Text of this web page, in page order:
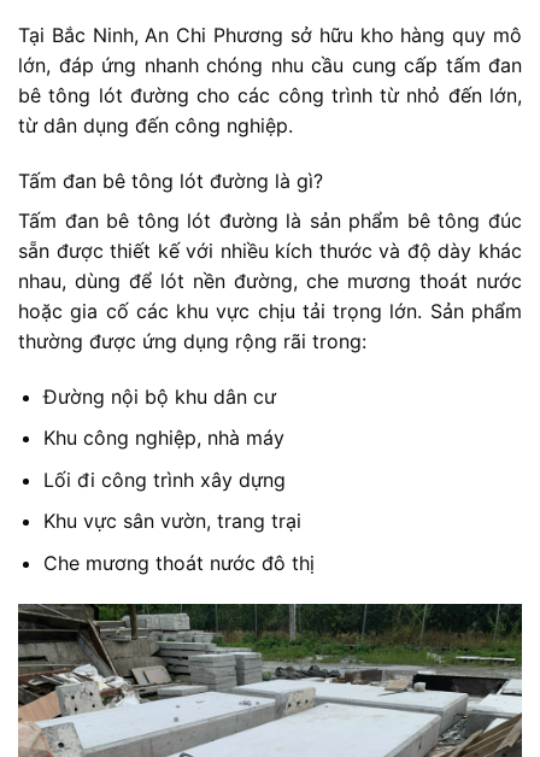
Tại Bắc Ninh, An Chi Phương sở hữu kho hàng quy mô
lớn, đáp ứng nhanh chóng nhu cầu cung cấp tấm đan
bê tông lót đường cho các công trình từ nhỏ đến lớn,
từ dân dụng đến công nghiệp.
Tấm đan bê tông lót đường là gì?
Tấm đan bê tông lót đường là sản phẩm bê tông đúc
sẵn được thiết kế với nhiều kích thước và độ dày khác
nhau, dùng để lót nền đường, che mương thoát nước
hoặc gia cố các khu vực chịu tải trọng lớn. Sản phẩm
thường được ứng dụng rộng rãi trong:
Đường nội bộ khu dân cư
Khu công nghiệp, nhà máy
Lối đi công trình xây dựng
Khu vực sân vườn, trang trại
Che mương thoát nước đô thị